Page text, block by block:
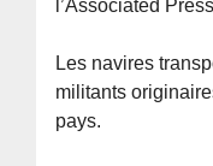
l’Associated
Les navires
militants
pays.